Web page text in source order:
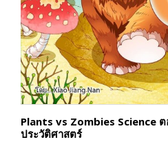
Plants vs Zombies Science
ประวัติศาสตร์